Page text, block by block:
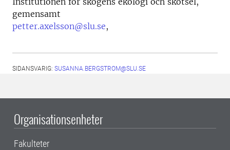
gemensamt
petter.axelsson@slu.se,
SIDANSVARIG: SUSANNA.BERGSTROM@SLU.SE
Organisationsenheter
Fakulteter